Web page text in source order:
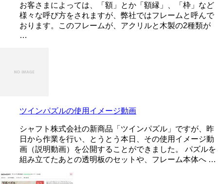
お客さまによっては、「額」とか「額縁」、「枠」など
様々な呼び方をされますが、弊社ではフレームと呼んで
おります。このフレームが、アクリルと木製の2種類が
…
ツインパズルの使用イメージ動画
シャフト株式会社の新商品「ツインパズル」ですが、昨
日から作業を行い、とうとう本日、その使用イメージ動
画（説明動画）を公開することができました。 パズルを
組み立てたあとの透明板のセットや、フレーム本体へ …